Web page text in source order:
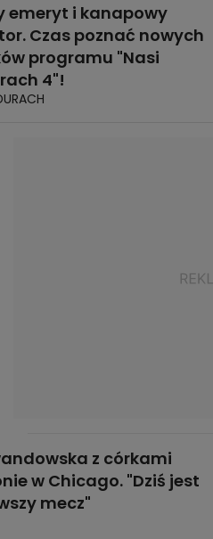
emeryt i kanapowy
Czas poznać nowych
programu "Nasi
4"!
z córkami
w Chicago. "Dziś jest
mecz"